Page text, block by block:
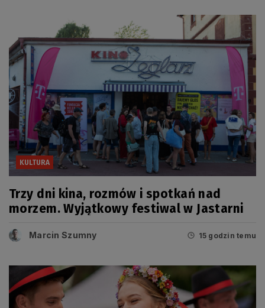
KULTURA
Trzy dni kina, rozmów i spotkań nad
morzem. Wyjątkowy festiwal w Jastarni
Marcin Szumny 15 godzin temu